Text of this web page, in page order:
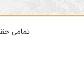
تمامی